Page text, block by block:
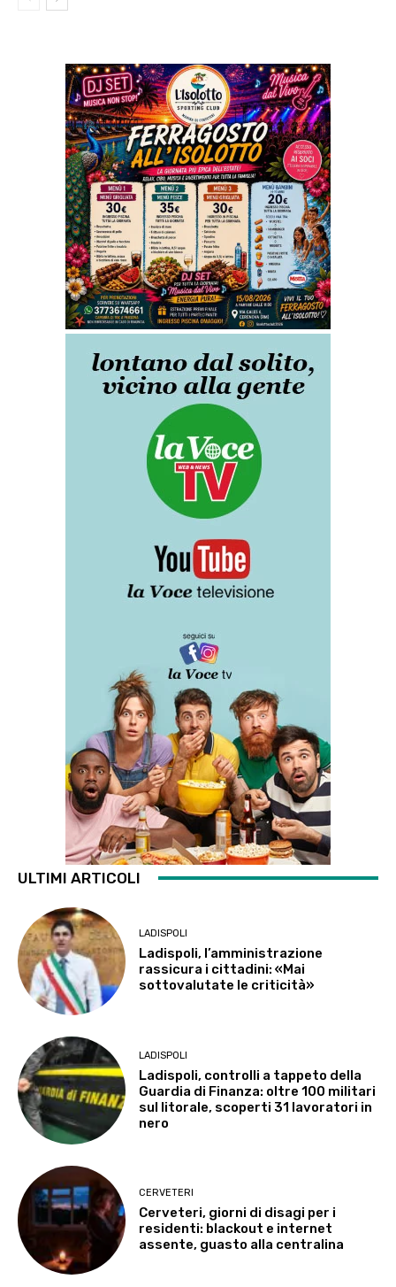
ULTIMI ARTICOLI
LADISPOLI
Ladispoli, l’amministrazione
rassicura i cittadini: «Mai
sottovalutate le criticità»
LADISPOLI
Ladispoli, controlli a tappeto della
Guardia di Finanza: oltre 100 militari
sul litorale, scoperti 31 lavoratori in
nero
CERVETERI
Cerveteri, giorni di disagi per i
residenti: blackout e internet
assente, guasto alla centralina